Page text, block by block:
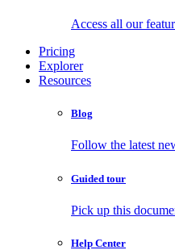
Access all our
Pricing
Explorer
Resources
Blog
Follow the latest
Guided tour
Pick up this
Help Center